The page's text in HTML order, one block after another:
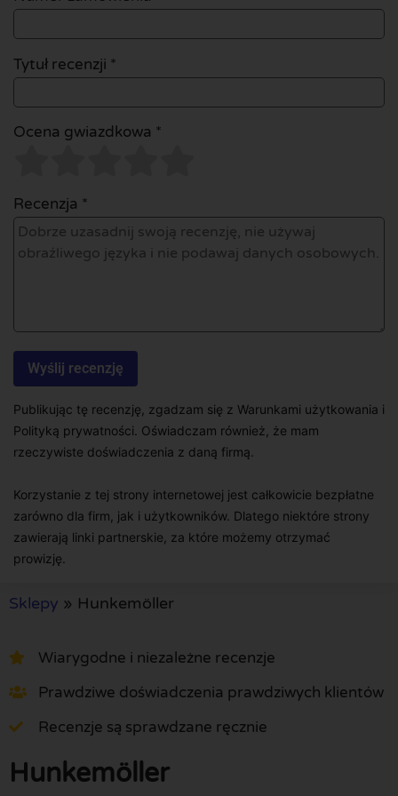
Tytuł recenzji *
Ocena gwiazdkowa *
Recenzja *
Publikując tę recenzję, zgadzam się z Warunkami użytkowania i
Polityką prywatności. Oświadczam również, że mam
rzeczywiste doświadczenia z daną firmą.
Korzystanie z tej strony internetowej jest całkowicie bezpłatne
zarówno dla firm, jak i użytkowników. Dlatego niektóre strony
zawierają linki partnerskie, za które możemy otrzymać
prowizję.
Sklepy » Hunkemöller
Wiarygodne i niezależne recenzje
Prawdziwe doświadczenia prawdziwych klientów
Recenzje są sprawdzane ręcznie
Hunkemöller